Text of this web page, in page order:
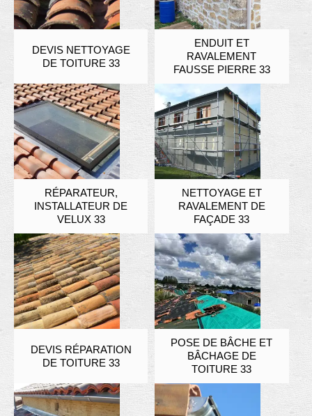
DEVIS NETTOYAGE
DE TOITURE 33
ENDUIT ET
RAVALEMENT
FAUSSE PIERRE 33
RÉPARATEUR,
INSTALLATEUR DE
VELUX 33
NETTOYAGE ET
RAVALEMENT DE
FAÇADE 33
DEVIS RÉPARATION
DE TOITURE 33
POSE DE BÂCHE ET
BÂCHAGE DE
TOITURE 33